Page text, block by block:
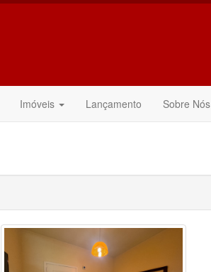
Imóveis Lançamento Sobre Nós